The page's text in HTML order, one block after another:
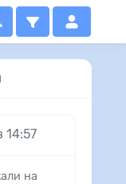
14:57
на